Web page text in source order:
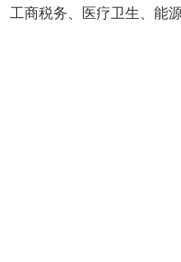
商税务、医疗卫生、能